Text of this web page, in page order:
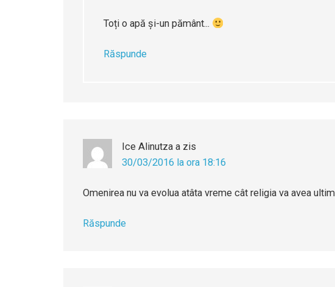
Toți o apă și-un pământ...
Răspunde
Ice Alinutza a zis
30/03/2016 la ora 18:16
Omenirea nu va evolua atâta vreme cât religia va avea
Răspunde